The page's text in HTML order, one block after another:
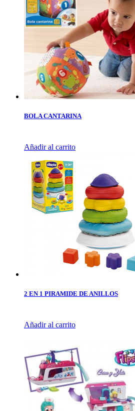
BOLA CANTARINA
Añadir al carrito
2 EN 1 PIRAMIDE DE ANILLOS
Añadir al carrito